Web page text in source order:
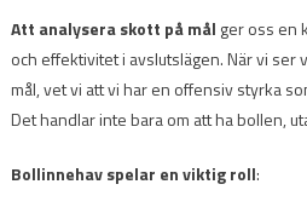
Att analysera skott på mål ger oss en
och effektivitet i avslutslägen. När vi ser
mål, vet vi att vi har en offensiv styrka
Det handlar inte bara om att ha bollen,
Bollinnehav spelar en viktig roll: